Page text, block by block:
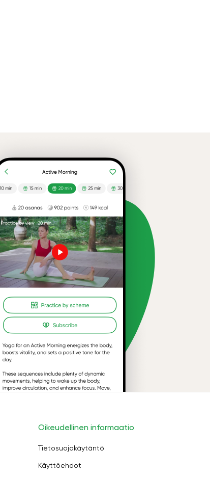
Oikeudellinen informaatio
Tietosuojakäytäntö
Käyttöehdot